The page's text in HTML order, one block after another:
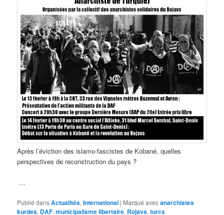
Après l’éviction des islamo-fascistes de Kobané, quelles
perspectives de reconstruction du pays ?
…
Publié dansActualités,International | Marqué avecanarchistes
kurdes, DAF,municipalisme libertaire, Rojava,turcs